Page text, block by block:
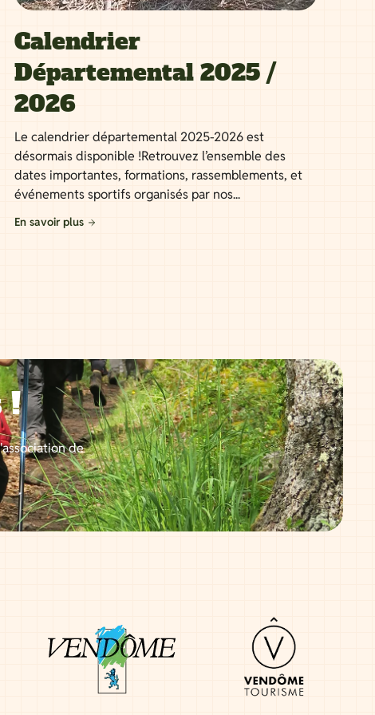
Calendrier
Départemental 2025 /
2026
Le calendrier départemental 2025-2026 est
désormais disponible !Retrouvez l’ensemble des
dates importantes, formations, rassemblements, et
événements sportifs organisés par nos...
En savoir plus
!
de